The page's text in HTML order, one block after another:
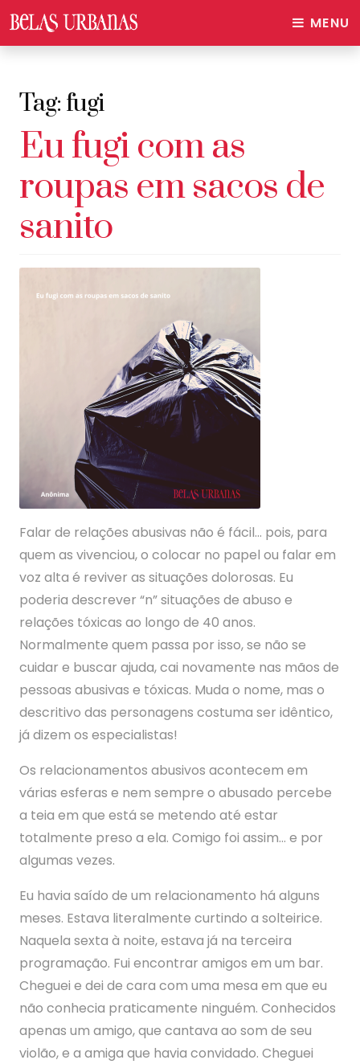
MENU
Tag:fugi
Eu fugi com as
roupas em sacos de
sanito
Falar de relações abusivas não é fácil… pois, para
quem as vivenciou, o colocar no papel ou falar em
voz alta é reviver as situações dolorosas. Eu
poderia descrever “n” situações de abuso e
relações tóxicas ao longo de 40 anos.
Normalmente quem passa por isso, se não se
cuidar e buscar ajuda, cai novamente nas mãos de
pessoas abusivas e tóxicas. Muda o nome, mas o
descritivo das personagens costuma ser idêntico,
já dizem os especialistas!
Os relacionamentos abusivos acontecem em
várias esferas e nem sempre o abusado percebe
a teia em que está se metendo até estar
totalmente preso a ela. Comigo foi assim… e por
algumas vezes.
Eu havia saído de um relacionamento há alguns
meses. Estava literalmente curtindo a solteirice.
Naquela sexta à noite, estava já na terceira
programação. Fui encontrar amigos em um bar.
Cheguei e dei de cara com uma mesa em que eu
não conhecia praticamente ninguém. Conhecidos
apenas um amigo, que cantava ao som de seu
violão, e a amiga que havia convidado. Cheguei